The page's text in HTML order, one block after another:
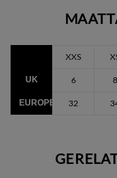
XXS
UK 6 8
EUROPEES 32